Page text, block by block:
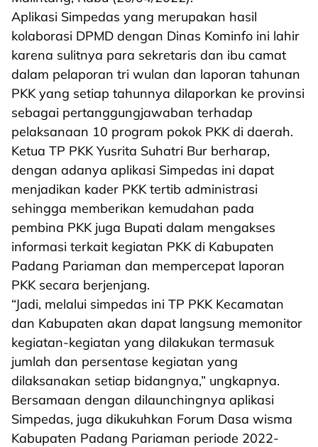
Aplikasi Simpedas yang merupakan hasil
kolaborasi DPMD dengan Dinas Kominfo ini lahir
karena sulitnya para sekretaris dan ibu camat
dalam pelaporan tri wulan dan laporan tahunan
PKK yang setiap tahunnya dilaporkan ke provinsi
sebagai pertanggungjawaban terhadap
pelaksanaan 10 program pokok PKK di daerah.
Ketua TP PKK Yusrita Suhatri Bur berharap,
dengan adanya aplikasi Simpedas ini dapat
menjadikan kader PKK tertib administrasi
sehingga memberikan kemudahan pada
pembina PKK juga Bupati dalam mengakses
informasi terkait kegiatan PKK di Kabupaten
Padang Pariaman dan mempercepat laporan
PKK secara berjenjang.
“Jadi, melalui simpedas ini TP PKK Kecamatan
dan Kabupaten akan dapat langsung memonitor
kegiatan-kegiatan yang dilakukan termasuk
jumlah dan persentase kegiatan yang
dilaksanakan setiap bidangnya,” ungkapnya.
Bersamaan dengan dilaunchingnya aplikasi
Simpedas, juga dikukuhkan Forum Dasa wisma
Kabupaten Padang Pariaman periode 2022-